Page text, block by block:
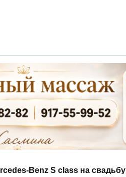
Benz S class на свадьбу